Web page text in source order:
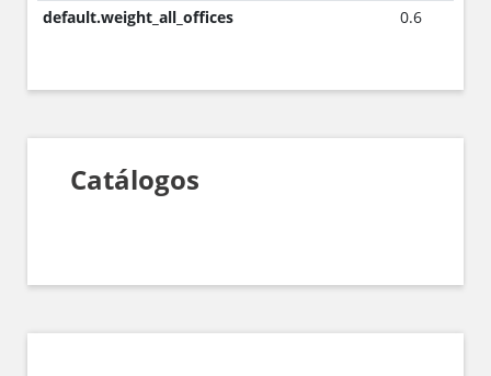
default.weight_all_offices 0.6
Catálogos